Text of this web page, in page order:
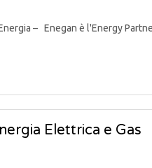
– Enegan è l'Energy
Elettrica e Gas